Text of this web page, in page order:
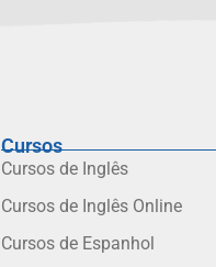
Cursos
Cursos de Inglês
Cursos de Inglês Online
Cursos de Espanhol